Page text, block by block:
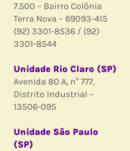
7.500 – Bairro Colônia
Terra Nova – 69093-415
(92) 3301-8536 / (92)
3301-8544
Unidade Rio Claro (SP)
Avenida 80 A, n° 777,
Distrito Industrial –
13506-095
Unidade São Paulo
(SP)